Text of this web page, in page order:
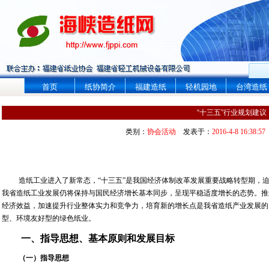
首页 纸协简介 福建造纸 轻机园地 台湾造纸
“十三五”行业规划建议
类别： 协会活动 发表于： 2016-4-8 16:38:57
造纸工业进入了新常态，“十三五”是我国经济体制改革发展重要战略转型期
我省造纸工业发展仍将保持与国民经济增长基本同步，呈现平稳适度增长的态势。
经济效益，加速提升行业整体实力和竞争力，培育新的增长点是我省造纸产业发展
型、环境友好型的绿色纸业。
一、指导思想、基本原则和发展目标
（一）指导思想